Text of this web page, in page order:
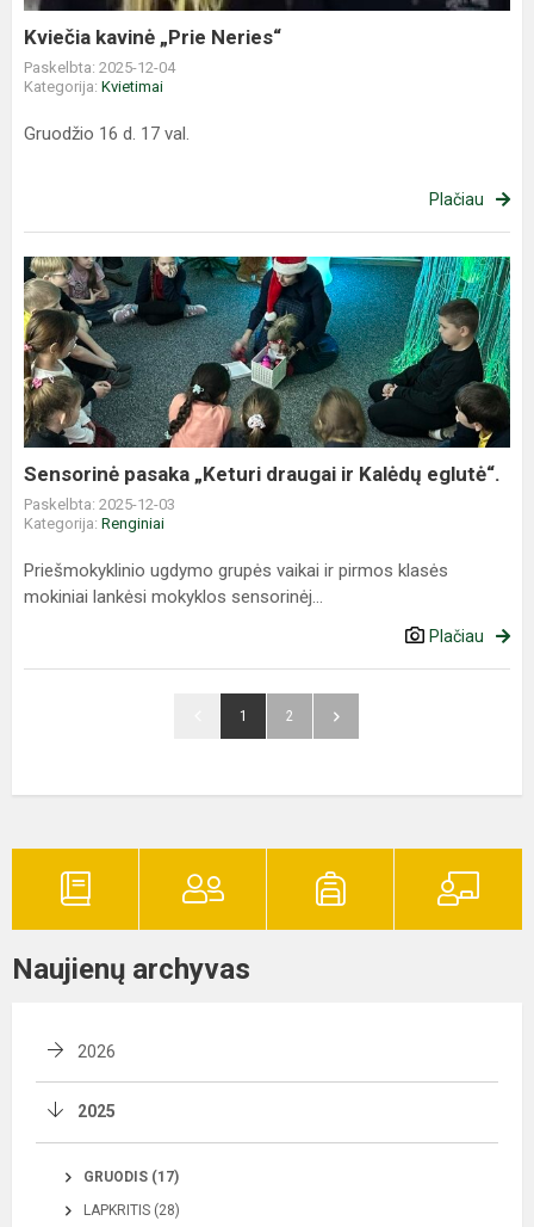
Kviečia kavinė „Prie Neries“
Paskelbta: 2025-12-04
Kategorija: Kvietimai
Gruodžio 16 d. 17 val.
Plačiau
Sensorinė
pasaka
„Keturi
draugai
ir
Kalėdų
eglutė“.
Sensorinė pasaka „Keturi draugai ir Kalėdų eglutė“.
Paskelbta: 2025-12-03
Kategorija: Renginiai
Priešmokyklinio ugdymo grupės vaikai ir pirmos klasės
mokiniai lankėsi mokyklos sensorinėj...
Plačiau
1 2
Naujienų archyvas
2026
2025
GRUODIS (17)
LAPKRITIS (28)